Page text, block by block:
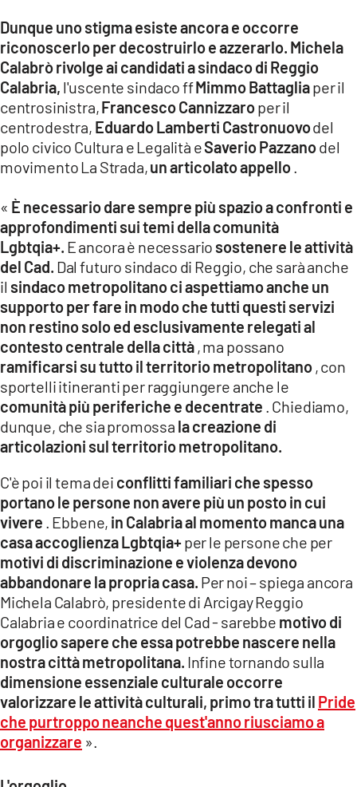
Dunque uno stigma esiste ancora e occorre
riconoscerlo per decostruirlo e azzerarlo. Michela
Calabrò rivolge ai candidati a sindaco di Reggio
Calabria, l'uscente sindaco ffMimmo Battagliaper il
centrosinistra,Francesco Cannizzaroper il
centrodestra, Eduardo Lamberti Castronuovodel
polo civico Cultura e Legalità eSaverio Pazzanodel
movimento La Strada,un articolato appello
« È necessario dare sempre più spazio a confronti e
approfondimenti sui temi della comunità
Lgbtqia+. E ancora è necessario sostenere le attività
del Cad. Dal futuro sindaco di Reggio, che sarà anche
il sindaco metropolitano ci aspettiamo anche un
supporto per fare in modo che tutti questi servizi
non restino solo ed esclusivamente relegati al
contesto centrale della città , ma possano
ramificarsi su tutto il territorio metropolitano , con
sportelli itineranti per raggiungere anche le
comunità più periferiche e decentrate . Chiediamo,
dunque, che sia promossa la creazione di
articolazioni sul territorio metropolitano.
C'è poi il tema dei conflitti familiari che spesso
portano le persone non avere più un posto in cui
vivere . Ebbene, in Calabria al momento manca una
casa accoglienza Lgbtqia+per le persone che per
motivi di discriminazione e violenza devono
abbandonare la propria casa. Per noi – spiega ancora
Michela Calabrò, presidente di Arcigay Reggio
Calabria e coordinatrice del Cad - sarebbe motivo di
orgoglio sapere che essa potrebbe nascere nella
nostra città metropolitana. Infine tornando sulla
dimensione essenziale culturale occorre
valorizzare le attività culturali, primo tra tutti il ​​Pride
che purtroppo neanche quest'anno riusciamo a
organizzare ».